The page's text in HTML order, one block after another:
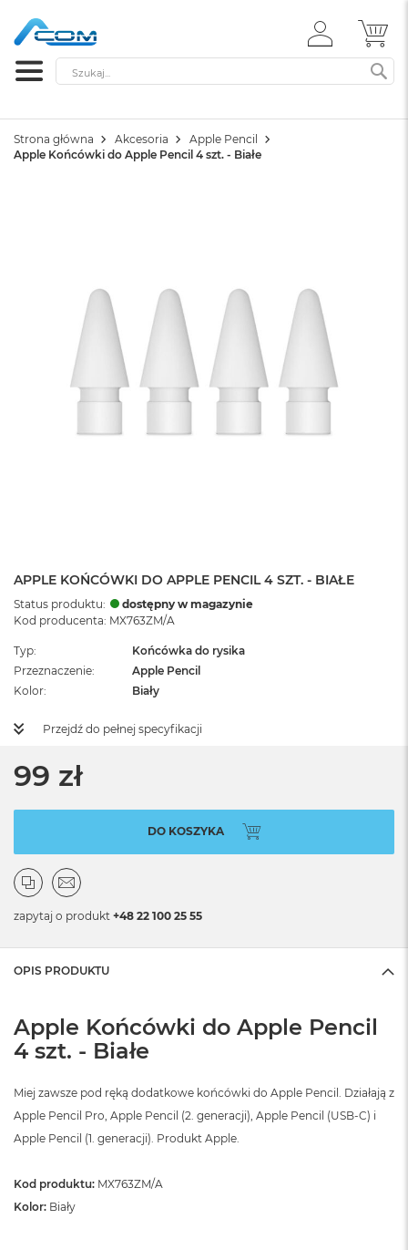
ZALOGUJ
SIĘ
Szukaj
Strona główna Akcesoria
Apple Pencil
Apple Końcówki do Apple Pencil 4 szt. - Białe
APPLE KOŃCÓWKI DO APPLE PENCIL 4 SZT. - BIAŁE
Status produktu:
dostępny w magazynie
Kod producenta: MX763ZM/A
Typ
Końcówka do rysika
Przeznaczenie
Apple Pencil
Kolor
Biały
Przejdź do pełnej specyfikacji
99 zł
DO KOSZYKA
zapytaj o produkt +48 22 100 25 55
OPIS PRODUKTU
Apple Końcówki do Apple Pencil
4 szt. - Białe
Miej zawsze pod ręką dodatkowe końcówki do Apple Pencil. Działają z
Apple Pencil Pro, Apple Pencil (2. generacji), Apple Pencil (USB‑C) i
Apple Pencil (1. generacji). Produkt Apple.
Kod produktu: MX763ZM/A
Kolor: Biały